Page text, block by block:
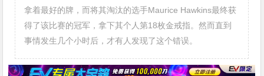
拿着最好的牌，而将其淘汰的选手Maurice Hawkins最终获
得了该比赛的冠军，拿下其个人第18枚金戒指。然而直到
事情发生几个小时后，才有人发现了这个错误。